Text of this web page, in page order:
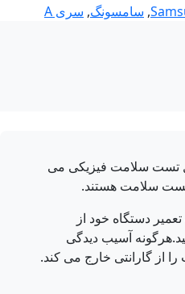
,سامسونگ,سری A
سلامت فیزیکی می
دستگاه خود از
آسیب دیدگی
گارانتی خارج می کند.